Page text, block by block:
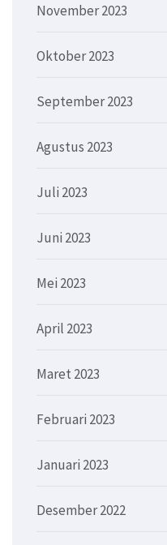
November 2023
Oktober 2023
September 2023
Agustus 2023
Juli 2023
Juni 2023
Mei 2023
April 2023
Maret 2023
Februari 2023
Januari 2023
Desember 2022